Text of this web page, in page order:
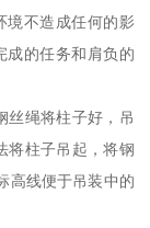
境不造成任何的影
成的任务和肩负的
丝绳将柱子好，吊
将柱子吊起，将钢
高线便于吊装中的